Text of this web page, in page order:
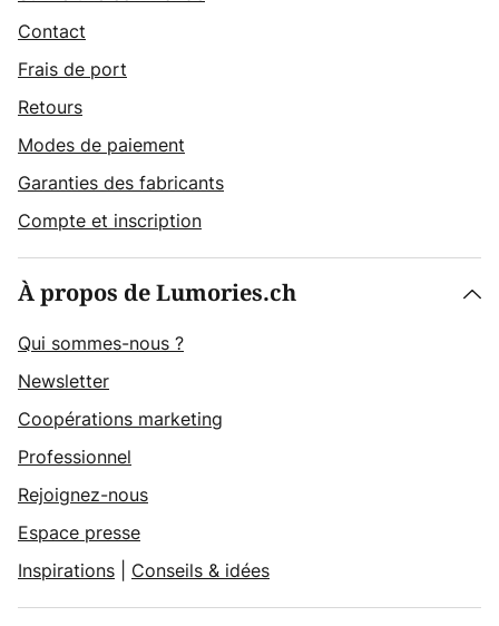
Contact
Frais de port
Retours
Modes de paiement
Garanties des fabricants
Compte et inscription
À propos de Lumories.ch
Qui sommes-nous ?
Newsletter
Coopérations marketing
Professionnel
Rejoignez-nous
Espace presse
Inspirations
Conseils & idées